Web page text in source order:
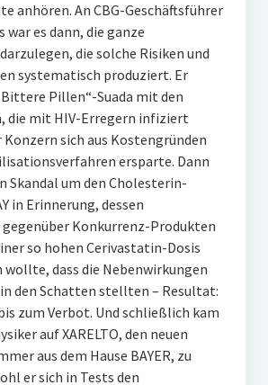
anhören. An CBG-Geschäftsführer
es dann, die ganze
die solche Risiken und
systematisch produziert. Er
Pillen“-Suada mit den
die mit HIV-Erregern infiziert
Konzern sich aus Kostengründen
ersparte. Dann
Skandal um den Cholesterin-
in Erinnerung, dessen
Konkurrenz-Produkten
so hohen Cerivastatin-Dosis
dass die Nebenwirkungen
den Schatten stellten – Resultat:
zum Verbot. Und schließlich kam
auf XARELTO, den neuen
aus dem Hause BAYER, zu
er sich in Tests den